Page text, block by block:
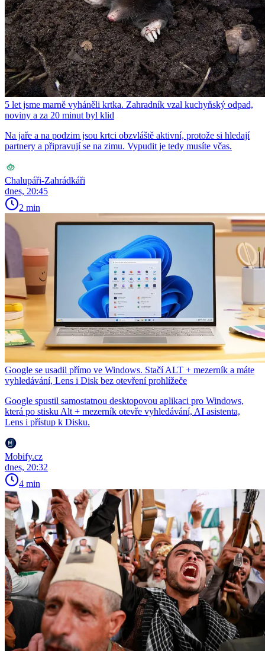
5 let jsme marně vyháněli krtka. Zahradník vzal kuchyňský odpad,
noviny a za 20 minut byl klid
Na jaře a na podzim jsou krtci obzvláště aktivní, protože si hledají
partnery a připravují se na zimu. Vypudit je tedy musíte včas.
Chalupáři-Zahrádkáři
dnes, 20:45
2 min
Google se usadil přímo ve Windows. Stačí ALT + mezerník a máte
vyhledávání, Lens i Disk bez otevření prohlížeče
Google spustil samostatnou desktopovou aplikaci pro Windows,
která po stisku Alt + mezerník otevře vyhledávání, AI asistenta,
Lens i přístup k Disku.
Mobify.cz
dnes, 20:32
4 min